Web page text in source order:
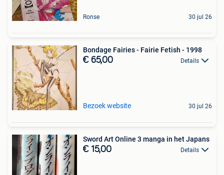
Ronse 30 jul 26
Bondage Fairies - Fairie Fetish - 1998
€ 65,00 Details
Bezoek website 30 jul 26
Sword Art Online 3 manga in het Japans
€ 15,00 Details